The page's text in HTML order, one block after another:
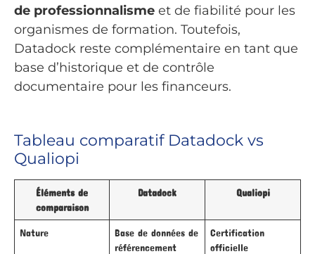
de professionnalisme et de fiabilité pour les
organismes de formation. Toutefois,
Datadock reste complémentaire en tant que
base d’historique et de contrôle
documentaire pour les financeurs.
Tableau comparatif Datadock vs
Qualiopi
Éléments de
comparaison
Datadock Qualiopi
Nature
Base de données de
référencement
Certification
officielle